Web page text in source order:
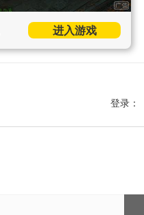
进入游戏
登录：